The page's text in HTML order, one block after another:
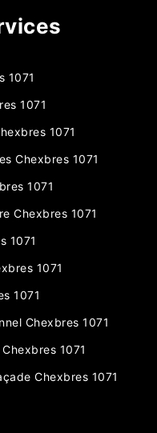
1071
1071
1071
Chexbres 1071
1071
Chexbres 1071
1071
1071
1071
Chexbres 1071
1071
Chexbres 1071